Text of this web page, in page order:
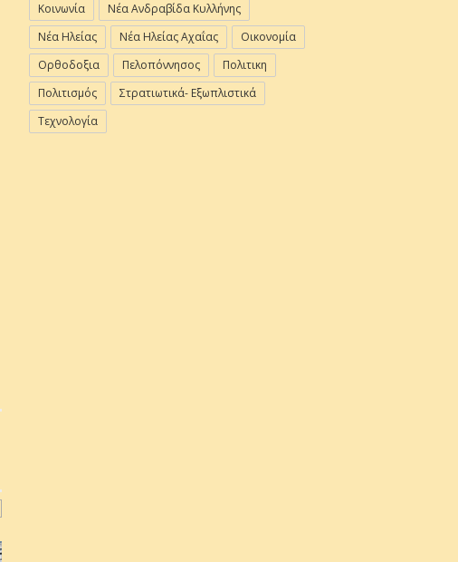
Κοινωνία
Νέα Ανδραβίδα Κυλλήνης
Νέα Ηλείας
Νέα Ηλείας Αχαΐας
Οικονομία
Ορθοδοξια
Πελοπόννησος
Πολιτικη
Πολιτισμός
Στρατιωτικά- Εξωπλιστικά
Τεχνολογία